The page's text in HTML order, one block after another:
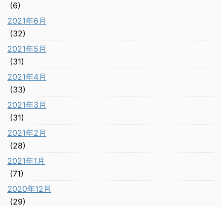
(6)
2021年6月
(32)
2021年5月
(31)
2021年4月
(33)
2021年3月
(31)
2021年2月
(28)
2021年1月
(71)
2020年12月
(29)